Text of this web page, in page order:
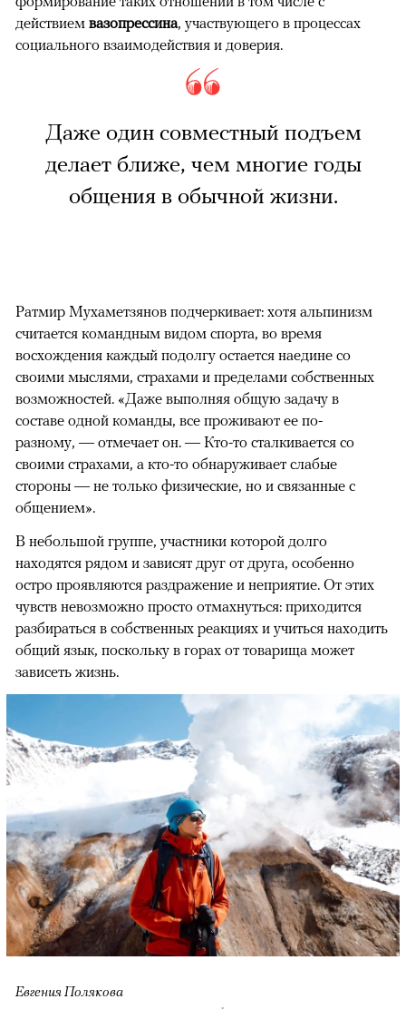
действием вазопрессина, участвующего в процессах
социального взаимодействия и доверия.
Даже один совместный подъем
делает ближе, чем многие годы
общения в обычной жизни.
Ратмир Мухаметзянов подчеркивает: хотя альпинизм
считается командным видом спорта, во время
восхождения каждый подолгу остается наедине со
своими мыслями, страхами и пределами собственных
возможностей. «Даже выполняя общую задачу в
составе одной команды, все проживают ее по-
разному, — отмечает он. — Кто-то сталкивается со
своими страхами, а кто-то обнаруживает слабые
стороны — не только физические, но и связанные с
общением».
В небольшой группе, участники которой долго
находятся рядом и зависят друг от друга, особенно
остро проявляются раздражение и неприятие. От этих
чувств невозможно просто отмахнуться: приходится
разбираться в собственных реакциях и учиться находить
общий язык, поскольку в горах от товарища может
зависеть жизнь.
Евгения Полякова